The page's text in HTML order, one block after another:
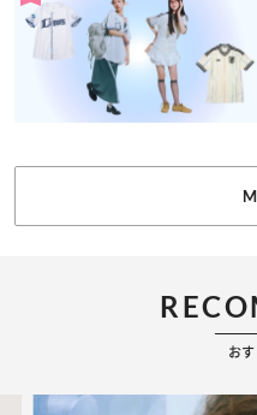
お